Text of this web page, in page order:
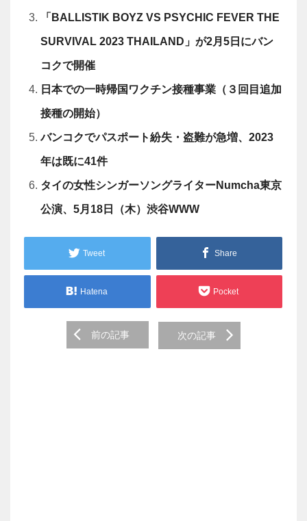
「BALLISTIK BOYZ VS PSYCHIC FEVER THE
SURVIVAL 2023 THAILAND」が2月5日にバン
コクで開催
日本での一時帰国ワクチン接種事業（３回目追加
接種の開始）
バンコクでパスポート紛失・盗難が急増、2023
年は既に41件
タイの女性シンガーソングライターNumcha東京
公演、5月18日（木）渋谷WWW
Tweet Share
Hatena Pocket
navigation
前の記事 次の記事